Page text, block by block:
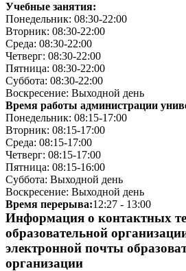
Учебные занятия:
Понедельник: 08:30-22:00
Вторник: 08:30-22:00
Среда: 08:30-22:00
Четверг: 08:30-22:00
Пятница: 08:30-22:00
Суббота: 08:30-22:00
Воскресение: Выходной день
Время работы администрации
Понедельник: 08:15-17:00
Вторник: 08:15-17:00
Среда: 08:15-17:00
Четверг: 08:15-17:00
Пятница: 08:15-16:00
Суббота: Выходной день
Воскресение: Выходной день
Время перерыва:12:27 - 13:00
Информация о контактных
образовательной
электронной почты
организации